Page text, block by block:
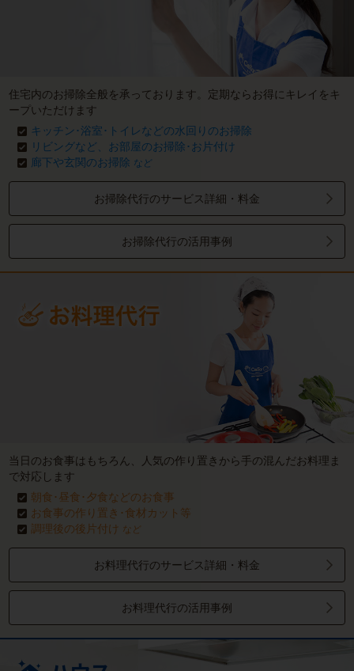
住宅内のお掃除全般を承っております。定期ならお得にキレイをキ
ープいただけます
キッチン･浴室･トイレなどの水回りのお掃除
リビングなど、お部屋のお掃除･お片付け
廊下や玄関のお掃除 など
お掃除代行のサービス詳細・料金
お掃除代行の活用事例
当日のお食事はもちろん、人気の作り置きから手の混んだお料理ま
で対応します
朝食･昼食･夕食などのお食事
お食事の作り置き･食材カット等
調理後の後片付け など
お料理代行のサービス詳細・料金
お料理代行の活用事例